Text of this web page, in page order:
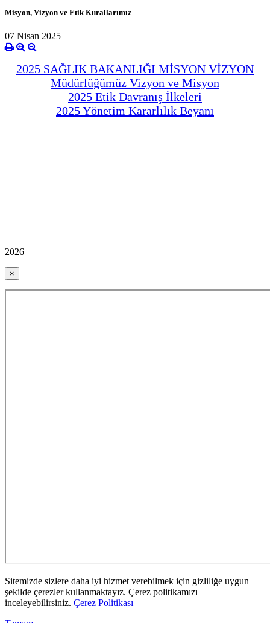
Misyon, Vizyon ve Etik Kurallarımız
07 Nisan 2025
2025 SAĞLIK BAKANLIĞI MİSYON VİZYON
Müdürlüğümüz Vizyon ve Misyon
2025 Etik Davranış İlkeleri
2025 Yönetim Kararlılık Beyanı
2026
×
Sitemizde sizlere daha iyi hizmet verebilmek için gizliliğe uygun
şekilde çerezler kullanmaktayız. Çerez politikamızı
inceleyebilirsiniz. Çerez Politikası